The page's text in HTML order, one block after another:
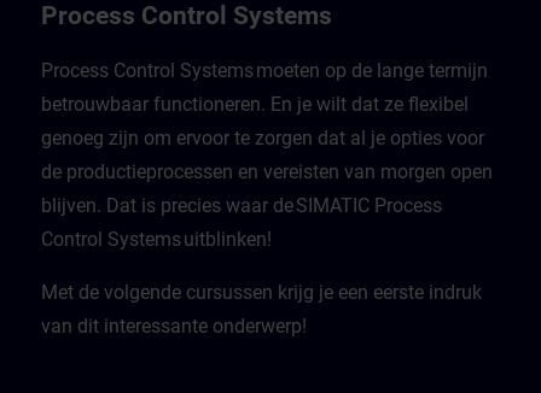
Process Control Systems
Process Control Systems moeten op de lange termijn
betrouwbaar functioneren. En je wilt dat ze flexibel
genoeg zijn om ervoor te zorgen dat al je opties voor
de productieprocessen en vereisten van morgen open
blijven. Dat is precies waar de SIMATIC Process
Control Systems uitblinken!
Met de volgende cursussen krijg je een eerste indruk
van dit interessante onderwerp!